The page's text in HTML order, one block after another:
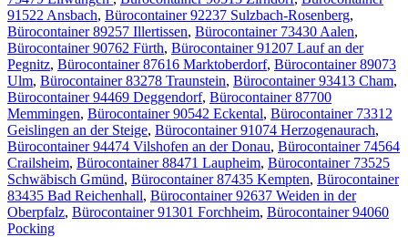
91522 Ansbach, Bürocontainer 92237 Sulzbach-Rosenberg,
Bürocontainer 89257 Illertissen, Bürocontainer 73430 Aalen,
Bürocontainer 90762 Fürth, Bürocontainer 91207 Lauf an der
Pegnitz, Bürocontainer 87616 Marktoberdorf, Bürocontainer 89073
Ulm, Bürocontainer 83278 Traunstein, Bürocontainer 93413 Cham,
Bürocontainer 94469 Deggendorf, Bürocontainer 87700
Memmingen, Bürocontainer 90542 Eckental, Bürocontainer 73312
Geislingen an der Steige, Bürocontainer 91074 Herzogenaurach,
Bürocontainer 94474 Vilshofen an der Donau, Bürocontainer 74564
Crailsheim, Bürocontainer 88471 Laupheim, Bürocontainer 73525
Schwäbisch Gmünd, Bürocontainer 87435 Kempten, Bürocontainer
83435 Bad Reichenhall, Bürocontainer 92637 Weiden in der
Oberpfalz, Bürocontainer 91301 Forchheim, Bürocontainer 94060
Pocking